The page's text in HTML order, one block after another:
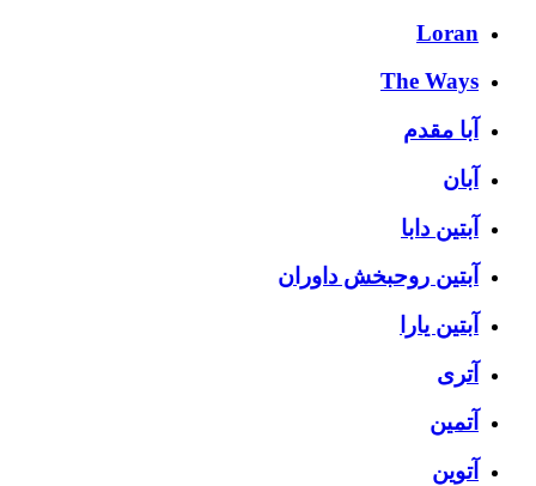
Loran
The Ways
آبا مقدم
آبان
آبتین دابا
آبتین روحبخش داوران
آبتین یارا
آتری
آتمین
آتوین